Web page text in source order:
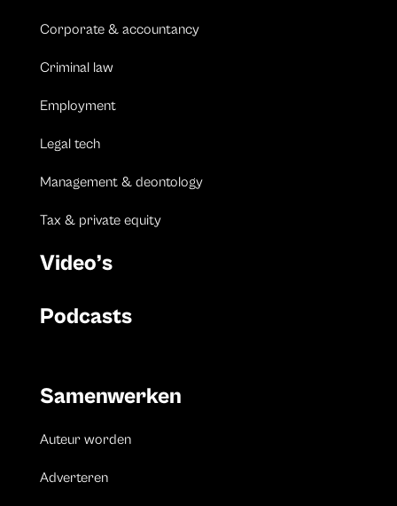
Corporate & accountancy
Criminal law
Employment
Legal tech
Management & deontology
Tax & private equity
Video’s
Podcasts
Samenwerken
Auteur worden
Adverteren